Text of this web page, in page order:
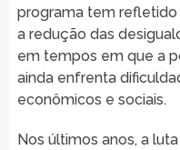
programa tem
a redução das
em tempos em que a
ainda enfrenta
econômicos e sociais.
Nos últimos anos, a